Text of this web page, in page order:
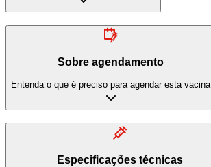
Sobre agendamento
Entenda o que é preciso para agendar esta vacina
Especificações técnicas